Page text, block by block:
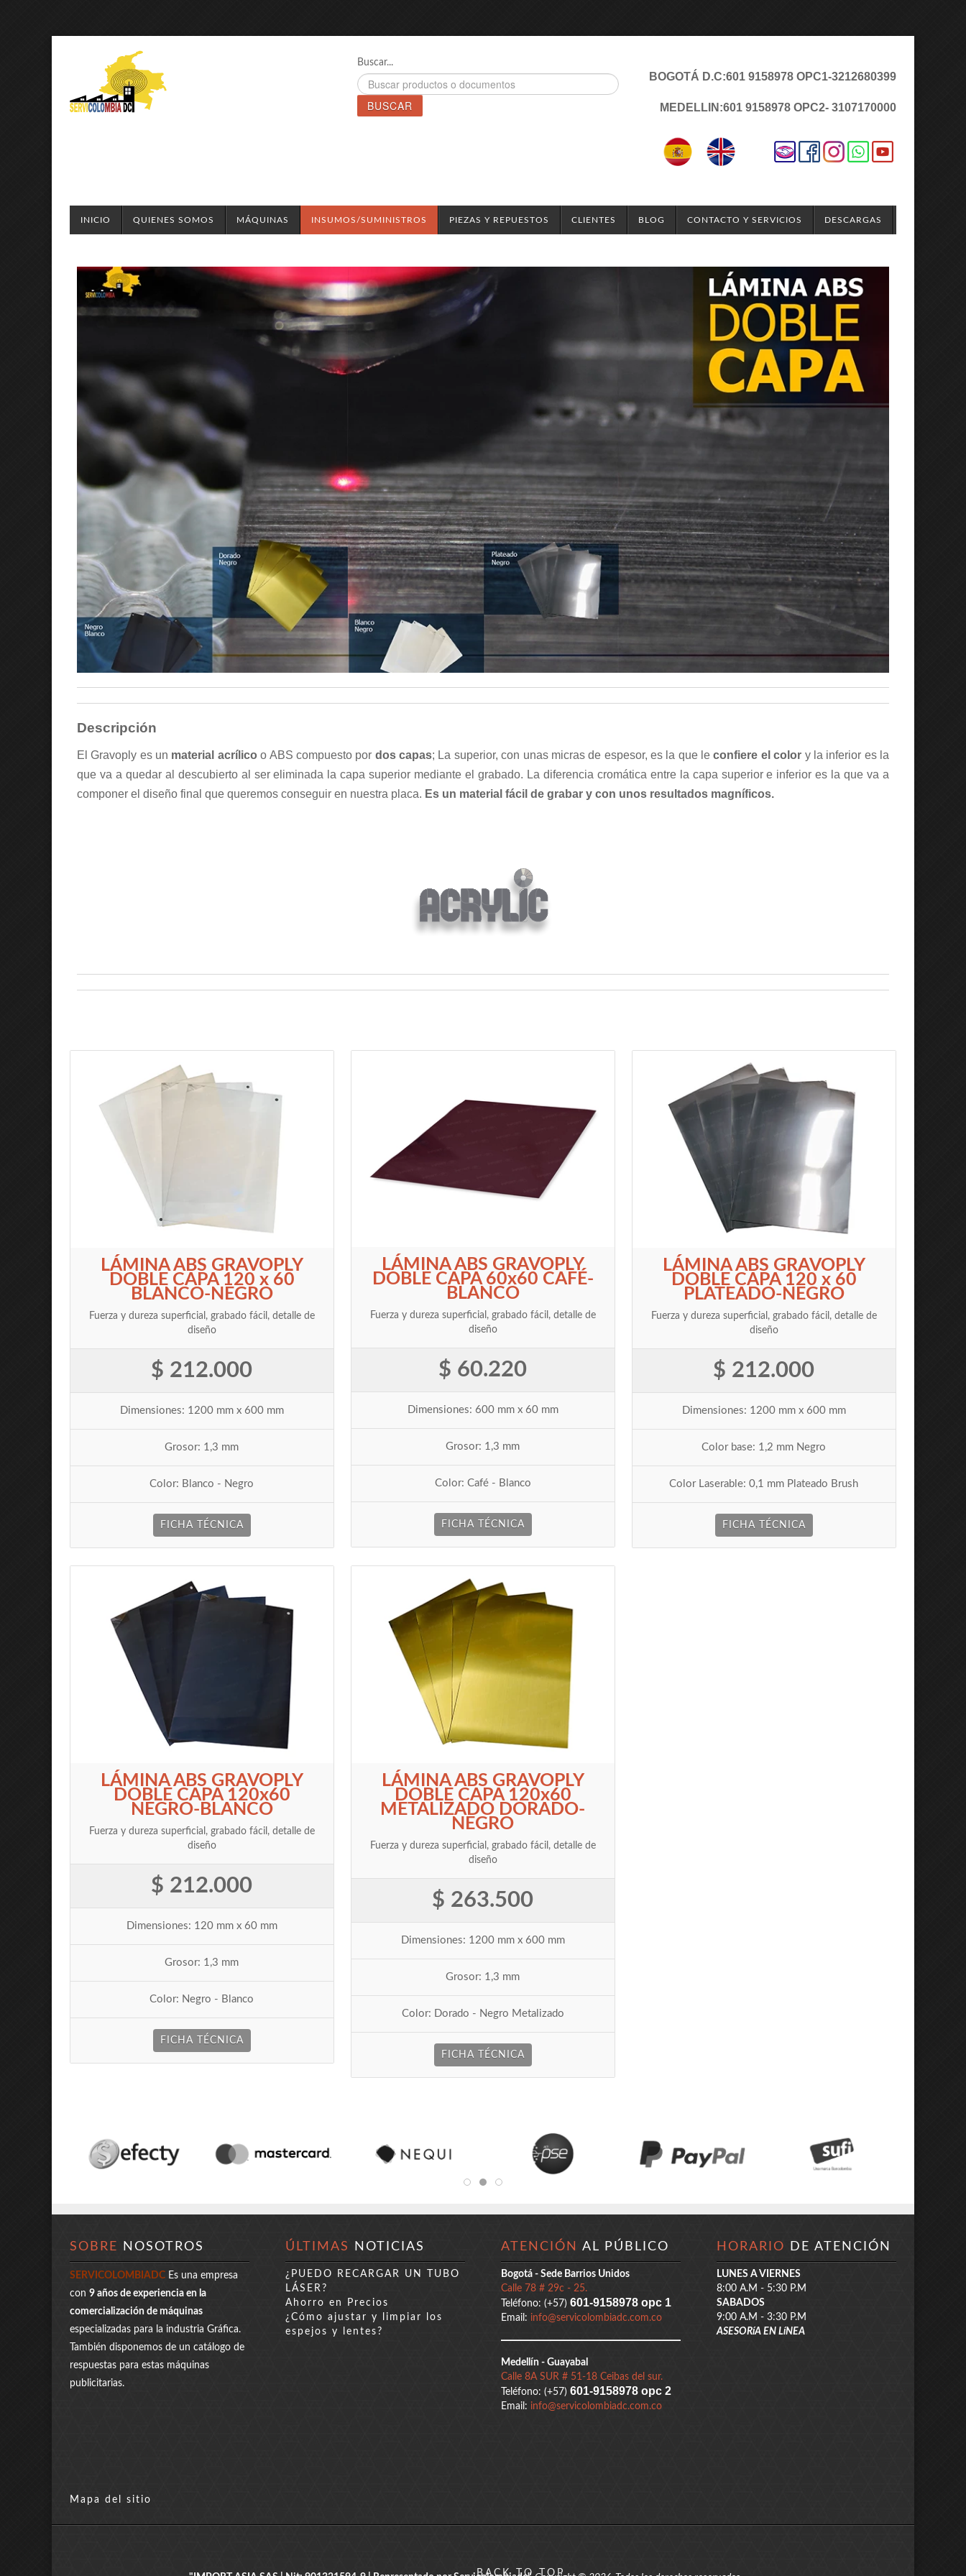
Buscar...
BUSCAR
BOGOTÁ D.C:601 9158978 OPC1-3212680399
MEDELLIN:601 9158978 OPC2- 3107170000
INICIO QUIENES SOMOS MÁQUINAS INSUMOS/SUMINISTROS PIEZAS Y REPUESTOS CLIENTES BLOG CONTACTO Y SERVICIOS DESCARGAS
Descripción
El Gravoply es un material acrílico o ABS compuesto por dos capas; La superior, con unas micras de espesor, es la que leconfiere el color y la inferior es la
que va a quedar al descubierto al ser eliminada la capa superior mediante el grabado. La diferencia cromática entre la capa superior e inferior es la que va a
componer el diseño final que queremos conseguir en nuestra placa. Es un material fácil de grabar y con unos resultados magníficos.
LÁMINA ABS GRAVOPLY
DOBLE CAPA 120 x 60
BLANCO-NEGRO
Fuerza y dureza superficial, grabado fácil, detalle de
diseño
$ 212.000
Dimensiones: 1200 mm x 600 mm
Grosor: 1,3 mm
Color: Blanco - Negro
FICHA TÉCNICA
LÁMINA ABS GRAVOPLY
DOBLE CAPA 60x60 CAFÉ-
BLANCO
Fuerza y dureza superficial, grabado fácil, detalle de
diseño
$ 60.220
Dimensiones: 600 mm x 60 mm
Grosor: 1,3 mm
Color: Café - Blanco
FICHA TÉCNICA
LÁMINA ABS GRAVOPLY
DOBLE CAPA 120 x 60
PLATEADO-NEGRO
Fuerza y dureza superficial, grabado fácil, detalle de
diseño
$ 212.000
Dimensiones: 1200 mm x 600 mm
Color base: 1,2 mm Negro
Color Laserable: 0,1 mm Plateado Brush
FICHA TÉCNICA
LÁMINA ABS GRAVOPLY
DOBLE CAPA 120x60
NEGRO-BLANCO
Fuerza y dureza superficial, grabado fácil, detalle de
diseño
$ 212.000
Dimensiones: 120 mm x 60 mm
Grosor: 1,3 mm
Color: Negro - Blanco
FICHA TÉCNICA
LÁMINA ABS GRAVOPLY
DOBLE CAPA 120x60
METALIZADO DORADO-
NEGRO
Fuerza y dureza superficial, grabado fácil, detalle de
diseño
$ 263.500
Dimensiones: 1200 mm x 600 mm
Grosor: 1,3 mm
Color: Dorado - Negro Metalizado
FICHA TÉCNICA
SOBRE NOSOTROS
SERVICOLOMBIADC Es una empresa
con 9 años de experiencia en la
comercialización de máquinas
especializadas para la industria Gráfica.
También disponemos de un catálogo de
respuestas para estas máquinas
publicitarias.
ÚLTIMAS NOTICIAS
¿PUEDO RECARGAR UN TUBO
LÁSER?
Ahorro en Precios
¿Cómo ajustar y limpiar los
espejos y lentes?
ATENCIÓN AL PÚBLICO
Bogotá - Sede Barrios Unidos
Calle 78 # 29c - 25.
Teléfono: (+57) 601-9158978 opc 1
Email: info@servicolombiadc.com.co
Medellín - Guayabal
Calle 8A SUR # 51-18 Ceibas del sur.
Teléfono: (+57) 601-9158978 opc 2
Email: info@servicolombiadc.com.co
HORARIO DE ATENCIÓN
LUNES A VIERNES
8:00 A.M - 5:30 P.M
SABADOS
9:00 A.M - 3:30 P.M
ASESORíA EN LíNEA
Mapa del sitio
BACK TO TOP